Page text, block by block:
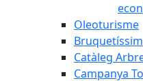
Oleoturisme
Bruquetíssim
Catàleg
Campanya